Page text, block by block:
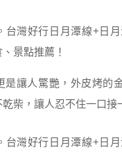
是讓人驚艷，外皮烤的
柴，讓人忍不住一口接